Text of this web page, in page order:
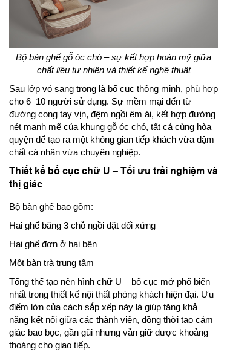
Bộ bàn ghế gỗ óc chó – sự kết hợp hoàn mỹ giữa
chất liệu tự nhiên và thiết kế nghệ thuật
Sau lớp vỏ sang trọng là bố cục thông minh, phù hợp
cho 6–10 người sử dụng. Sự mềm mại đến từ
đường cong tay vịn, đệm ngồi êm ái, kết hợp đường
nét mạnh mẽ của khung gỗ óc chó, tất cả cùng hòa
quyện để tạo ra một không gian tiếp khách vừa đậm
chất cá nhân vừa chuyên nghiệp.
Thiết kế bố cục chữ U – Tối ưu trải nghiệm và
thị giác
Bộ bàn ghế bao gồm:
Hai ghế băng 3 chỗ ngồi đặt đối xứng
Hai ghế đơn ở hai bên
Một bàn trà trung tâm
Tổng thể tạo nên hình chữ U – bố cục mở phổ biến
nhất trong thiết kế nội thất phòng khách hiện đại. Ưu
điểm lớn của cách sắp xếp này là giúp tăng khả
năng kết nối giữa các thành viên, đồng thời tạo cảm
giác bao bọc, gần gũi nhưng vẫn giữ được khoảng
thoáng cho giao tiếp.